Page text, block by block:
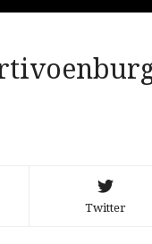
Twitter